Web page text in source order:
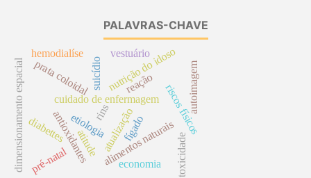
PALAVRAS-CHAVE
cuidado de enfermagem
prata coloidal
etiologiaatualização
antioxidantes alimentos naturais
nutrição do idoso
dimensionamento espacial riscos físicos
autoimagem
rins
suicídio
vestuário
economia
fígado
reação
diabettes
hemodialíse
toxicidade
atitude
pré-natal